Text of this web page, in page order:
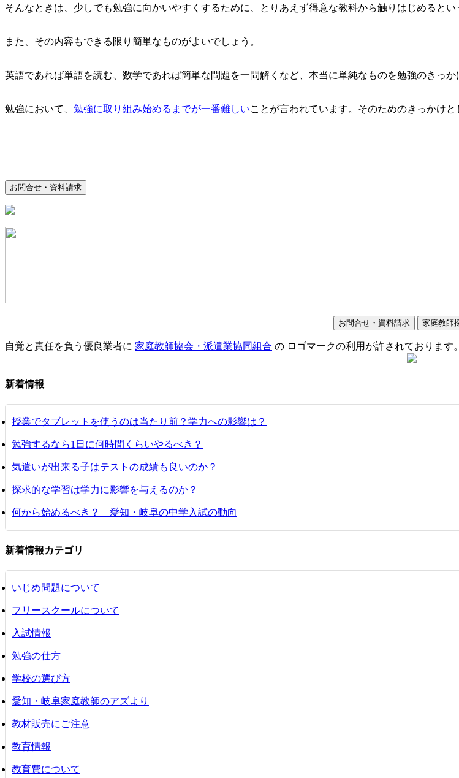
そんなときは、少しでも勉強に向かいやすくするために、とりあえず得意な教科から触りはじめるとい
また、その内容もできる限り簡単なものがよいでしょう。
英語であれば単語を読む、数学であれば簡単な問題を一問解くなど、本当に単純なものを勉強のきっか
勉強において、 勉強に取り組み始めるまでが一番難しいことが言われています。そのためのきっかけ
お問合せ・資料請求
お問合せ・資料請求 家庭教師
自覚と責任を負う優良業者に 家庭教師協会・派遣業協同組合 の ロゴマークの利用が許されております。
新着情報
授業でタブレットを使うのは当たり前？学力への影響は？
勉強するなら1日に何時間くらいやるべき？
気遣いが出来る子はテストの成績も良いのか？
探求的な学習は学力に影響を与えるのか？
何から始めるべき？ 愛知・岐阜の中学入試の動向
新着情報カテゴリ
いじめ問題について
フリースクールについて
入試情報
勉強の仕方
学校の選び方
愛知・岐阜家庭教師のアズより
教材販売にご注意
教育情報
教育費について